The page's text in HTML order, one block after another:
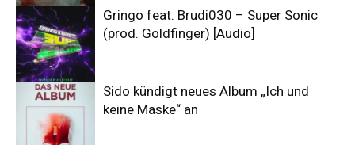
Gringo feat. Brudi030 – Super Sonic
(prod. Goldfinger) [Audio]
Sido kündigt neues Album „Ich und
keine Maske“ an